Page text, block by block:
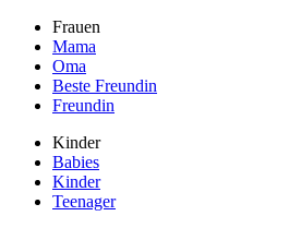
Frauen
Mama
Oma
Beste Freundin
Freundin
Kinder
Babies
Kinder
Teenager